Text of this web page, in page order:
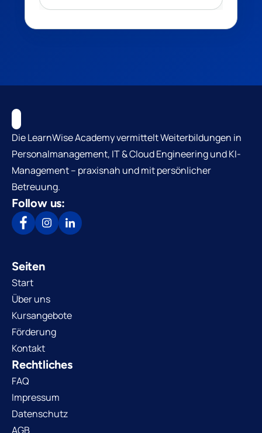
Die LearnWise Academy vermittelt Weiterbildungen in
Personalmanagement, IT & Cloud Engineering und KI-
Management – praxisnah und mit persönlicher
Betreuung.
Follow us:
Seiten
Start
Über uns
Kursangebote
Förderung
Kontakt
Rechtliches
FAQ
Impressum
Datenschutz
AGB